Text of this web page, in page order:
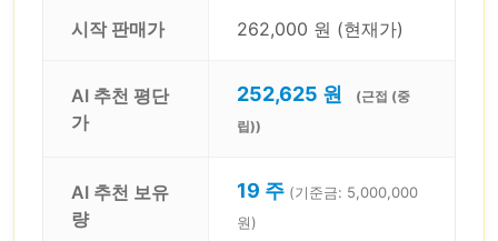
시작 판매가 262,000 원 (현재가)
AI 추천 평단
가
252,625 원
(근접 (중
립))
AI 추천 보유
량
19 주 (기준금: 5,000,000
원)